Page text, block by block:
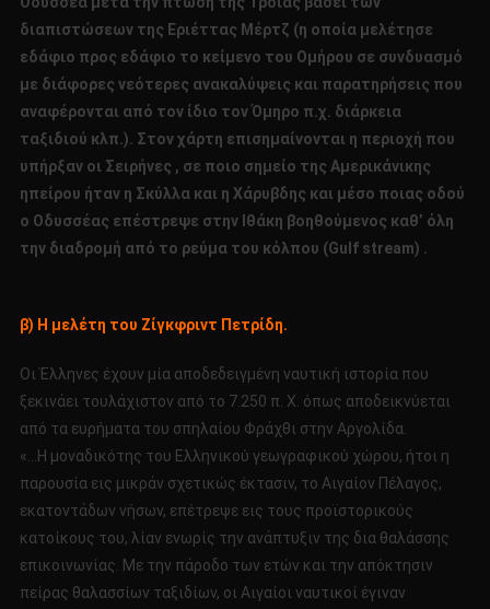
διαπιστώσεων της Εριέττας Μέρτζ (η οποία μελέτησε
εδάφιο προς εδάφιο το κείμενο του Ομήρου σε συνδυασμό
με διάφορες νεότερες ανακαλύψεις και παρατηρήσεις που
αναφέρονται από τον ίδιο τον Όμηρο π.χ. διάρκεια
ταξιδιού κλπ.). Στον χάρτη επισημαίνονται η περιοχή που
υπήρξαν οι Σειρήνες , σε ποιο σημείο της Αμερικάνικης
ηπείρου ήταν η Σκύλλα και η Χάρυβδης και μέσο ποιας οδού
ο Οδυσσέας επέστρεψε στην Ιθάκη βοηθούμενος καθ’ όλη
την διαδρομή από το ρεύμα του κόλπου (Gulf stream) .
β) Η μελέτη του Ζίγκφριντ Πετρίδη.
Οι Έλληνες έχουν μία αποδεδειγμένη ναυτική ιστορία που
ξεκινάει τουλάχιστον από το 7.250 π. Χ. όπως αποδεικνύεται
από τα ευρήματα του σπηλαίου Φράχθι στην Αργολίδα.
«…Η μοναδικότης του Ελληνικού γεωγραφικού χώρου, ήτοι η
παρουσία εις μικράν σχετικώς έκτασιν, το Αιγαίον Πέλαγος,
εκατοντάδων νήσων, επέτρεψε εις τους προϊστορικούς
κατοίκους του, λίαν ενωρίς την ανάπτυξιν της δια θαλάσσης
επικοινωνίας. Με την πάροδο των ετών και την απόκτησιν
πείρας θαλασσίων ταξιδίων, οι Αιγαίοι ναυτικοί έγιναν